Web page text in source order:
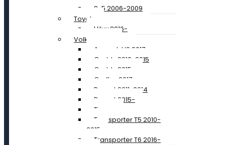
9-5 2006-2009
Toyota
Hilux 2016-
Volkswagen
Amarok V6 2017-
Caddy 2010-2015
Caddy 2015-
Crafter 2017-
Passat 2011-2014
Passat 2015-
Tiguan
Transporter T5 2010-
2015
Transporter T6 2016-